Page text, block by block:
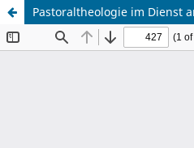
Pastoraltheologie im Dienst